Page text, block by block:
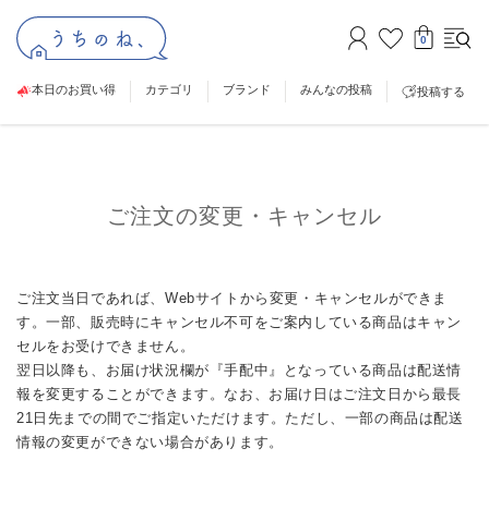
0
本日のお買い得 カテゴリ ブランド みんなの投稿 投稿する
ご注文の変更・キャンセル
ご注文当日であれば、Webサイトから変更・キャンセルができま
す。一部、販売時にキャンセル不可をご案内している商品はキャン
セルをお受けできません。
翌日以降も、お届け状況欄が『手配中』となっている商品は配送情
報を変更することができます。なお、お届け日はご注文日から最長
21日先までの間でご指定いただけます。ただし、一部の商品は配送
情報の変更ができない場合があります。